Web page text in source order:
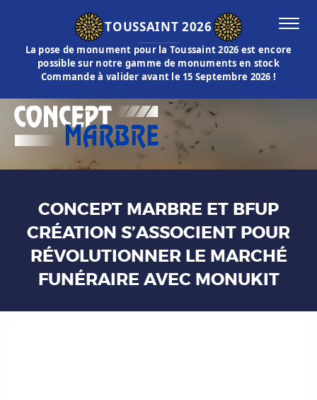
TOUSSAINT 2026
La pose de monument pour la Toussaint 2026 est encore
possible sur notre gamme de monuments en stock
Commande à valider avant le 15 Septembre 2026 !
CONCEPT MARBRE ET BFUP
CRÉATION S’ASSOCIENT POUR
RÉVOLUTIONNER LE MARCHÉ
FUNÉRAIRE AVEC MONUKIT